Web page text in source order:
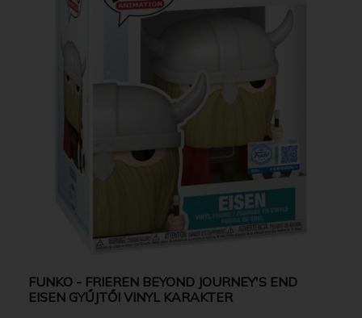
FUNKO - FRIEREN BEYOND JOURNEY'S END
EISEN GYŰJTŐI VINYL KARAKTER